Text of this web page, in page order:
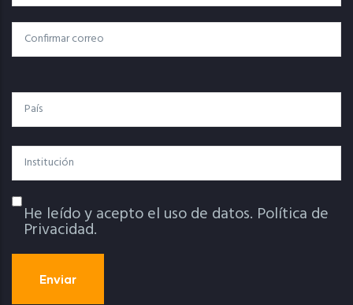
Electrónico
Confirmar Correo
País
Institución
Política De Privacidad
He leído y acepto el uso de datos. Política de
Privacidad.